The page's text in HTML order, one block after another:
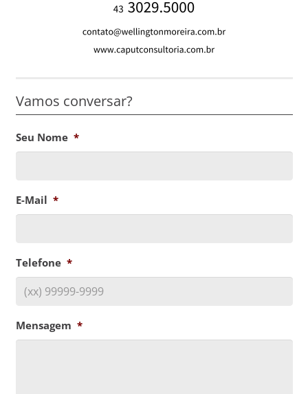
Vamos conversar?
Seu Nome *
E-Mail *
Telefone *
Mensagem *